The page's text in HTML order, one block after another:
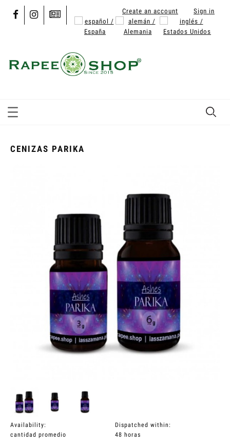
Create an account Sign in
CENIZAS PARIKA
Availability:
cantidad promedio
Dispatched within:
48 horas